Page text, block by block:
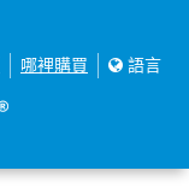
哪裡購買 語言